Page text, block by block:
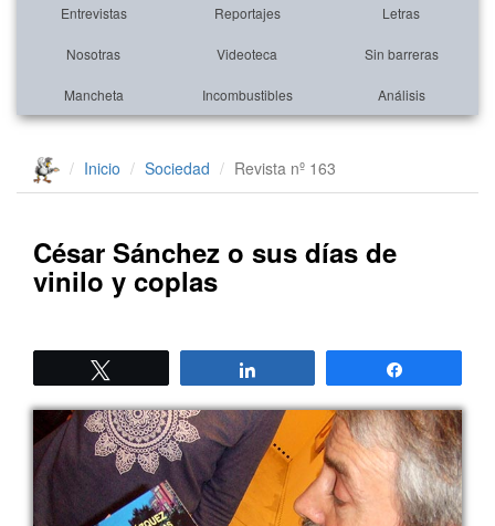
Entrevistas Reportajes Letras
Nosotras Videoteca Sin barreras
Mancheta Incombustibles Análisis
Inicio Sociedad Revista nº 163
César Sánchez o sus días de
vinilo y coplas